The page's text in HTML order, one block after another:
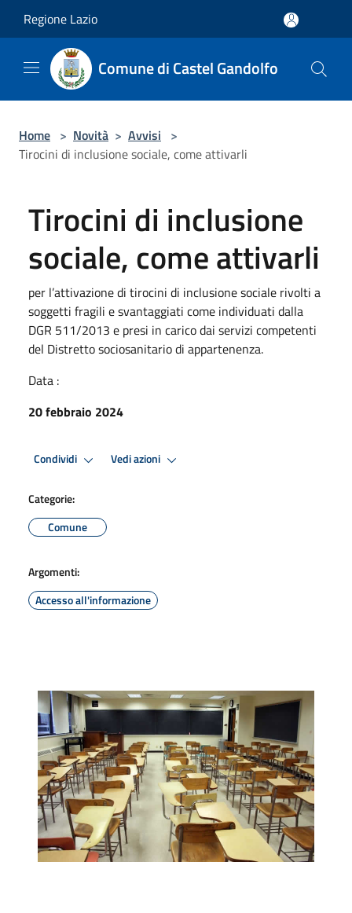
Regione Lazio
Comune di Castel Gandolfo
Home > Novità > Avvisi >
Tirocini di inclusione sociale, come attivarli
Tirocini di inclusione
sociale, come attivarli
per l’attivazione di tirocini di inclusione sociale rivolti a
soggetti fragili e svantaggiati come individuati dalla
DGR 511/2013 e presi in carico dai servizi competenti
del Distretto sociosanitario di appartenenza.
Data :
20 febbraio 2024
Condividi Vedi azioni
Categorie:
Comune
Argomenti:
Accesso all'informazione